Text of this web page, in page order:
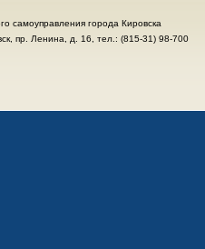
самоуправления города Кировска
пр. Ленина, д. 16, тел.: (815-31) 98-700